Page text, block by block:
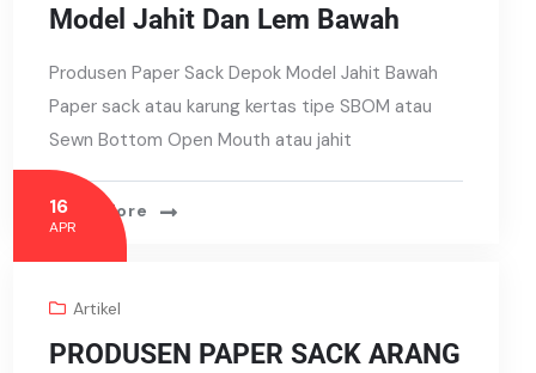
Model Jahit Dan Lem Bawah
Produsen Paper Sack Depok Model Jahit Bawah
Paper sack atau karung kertas tipe SBOM atau
Sewn Bottom Open Mouth atau jahit
Read More
16
APR
Artikel
PRODUSEN PAPER SACK ARANG